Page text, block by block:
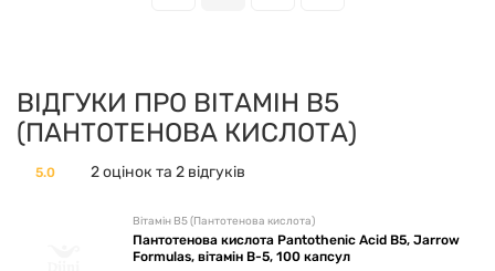
ВІДГУКИ ПРО ВІТАМІН В5
(ПАНТОТЕНОВА КИСЛОТА)
5.0 2 оцінок та 2 відгуків
Вітамін В5 (Пантотенова кислота)
Пантотенова кислота Pantothenic Acid B5, Jarrow
Formulas, вітамін В-5, 100 капсул